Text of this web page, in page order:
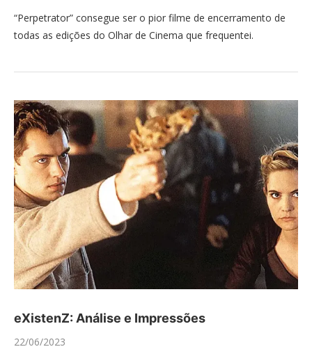
“Perpetrator” consegue ser o pior filme de encerramento de
todas as edições do Olhar de Cinema que frequentei.
eXistenZ: Análise e Impressões
22/06/2023